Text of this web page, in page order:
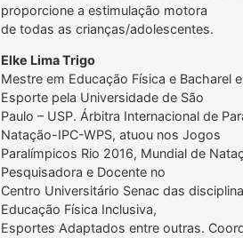
proporcione a estimulação motora
de todas as crianças/adolescentes.
Elke Lima Trigo
Mestre em Educação Física e Bacharel
Esporte pela Universidade de São
Paulo – USP. Árbitra Internacional de
Natação-IPC-WPS, atuou nos Jogos
Paralímpicos Rio 2016, Mundial de
Pesquisadora e Docente no
Centro Universitário Senac das
Educação Física Inclusiva,
Esportes Adaptados entre outras.